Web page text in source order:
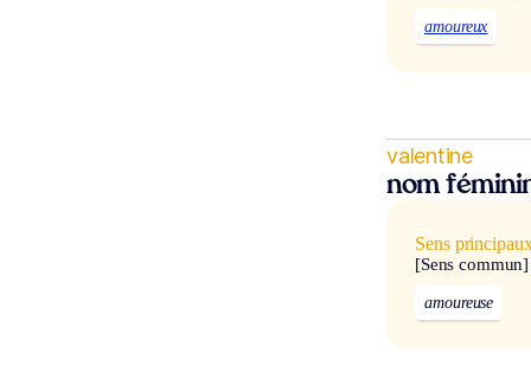
amoureux
valentine
nom
Sens
[Sens commun]
amoureuse